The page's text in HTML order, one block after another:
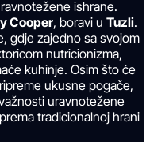
ishrane.
Cooper, boravi u Tuzli.
gdje zajedno sa svojom
nutricionizma,
kuhinje. Osim što će
ukusne pogače,
uravnotežene
tradicionalnoj hrani